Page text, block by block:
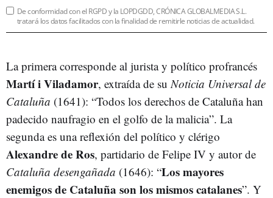
De conformidad con el RGPD y la LOPDGDD, CRÓNICA GLOBALMEDIA S.L.
tratará los datos facilitados con la finalidad de remitirle noticias de actualidad.
La primera corresponde al jurista y político profrancés
Martí i Viladamor, extraída de su Noticia Universal de
Cataluña (1641): “Todos los derechos de Cataluña han
padecido naufragio en el golfo de la malicia”. La
segunda es una reflexión del político y clérigo
Alexandre de Ros, partidario de Felipe IV y autor de
Cataluña desengañada (1646): “Los mayores
enemigos de Cataluña son los mismos catalanes”. Y